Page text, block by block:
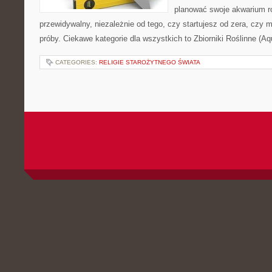
planować swoje akwarium
przewidywalny, niezależnie od tego, czy startujesz od zera, czy
próby. Ciekawe kategorie dla wszystkich to Zbiorniki Roślinne
CATEGORIES: RELIGIE STAROŻYTNEGO ŚWIATA